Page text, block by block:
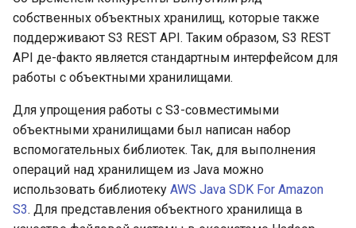
собственных объектных хранилищ, которые также
поддерживают S3 REST API. Таким образом, S3 REST
API де-факто является стандартным интерфейсом для
работы с объектными хранилищами.
Для упрощения работы с S3-совместимыми
объектными хранилищами был написан набор
вспомогательных библиотек. Так, для выполнения
операций над хранилищем из Java можно
использовать библиотеку AWS Java SDK For Amazon
S3. Для представления объектного хранилища в